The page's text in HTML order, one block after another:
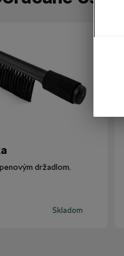
držadlom.
Skladom